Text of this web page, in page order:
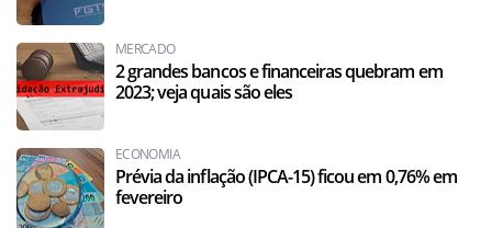
MERCADO
2 grandes bancos e financeiras quebram em
2023; veja quais são eles
ECONOMIA
Prévia da inflação (IPCA-15) ficou em 0,76% em
fevereiro